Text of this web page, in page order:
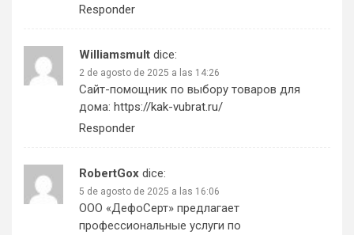
Responder
Williamsmult dice:
2 de agosto de 2025 a las 14:26
Сайт-помощник по выбору товаров для
дома: https://kak-vubrat.ru/
Responder
RobertGox dice:
5 de agosto de 2025 a las 16:06
ООО «ДефоСерт» предлагает
профессиональные услуги по